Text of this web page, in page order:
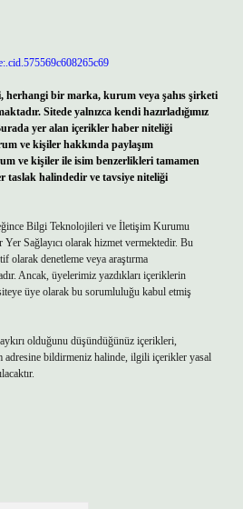
herhangi bir marka, kurum veya şahıs şirketi
Sitede yalnızca kendi hazırladığımız
yer alan içerikler haber niteliği
ve kişiler hakkında paylaşım
ve kişiler ile isim benzerlikleri tamamen
taslak halindedir ve tavsiye niteliği
Bilgi Teknolojileri ve İletişim Kurumu
Sağlayıcı olarak hizmet vermektedir. Bu
olarak denetleme veya araştırma
Ancak, üyelerimiz yazdıkları içeriklerin
üye olarak bu sorumluluğu kabul etmiş
olduğunu düşündüğünüz içerikleri,
adresine bildirmeniz halinde, ilgili içerikler yasal